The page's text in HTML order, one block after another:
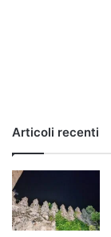
e
p
a
r
t
i
Articoli recenti